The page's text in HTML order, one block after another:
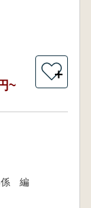
~
＋
係 編